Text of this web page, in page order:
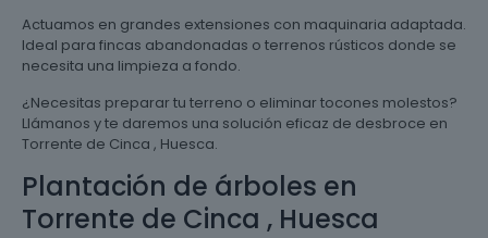
Actuamos en grandes extensiones con maquinaria adaptada.
Ideal para fincas abandonadas o terrenos rústicos donde se
necesita una limpieza a fondo.
¿Necesitas preparar tu terreno o eliminar tocones molestos?
Llámanos y te daremos una solución eficaz de desbroce en
Torrente de Cinca , Huesca.
Plantación de árboles en
Torrente de Cinca , Huesca